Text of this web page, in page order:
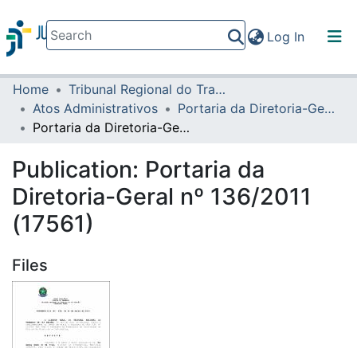
Log In(current)
Communities & Collections
All of DSpace
Home
Tribunal Regional do Trabalho da 16ª Região
Atos Administrativos
Portaria da Diretoria-Geral
Portaria da Diretoria-Geral nº 136/2011 (17561)
Publication: Portaria da
Diretoria-Geral nº 136/2011
(17561)
Files